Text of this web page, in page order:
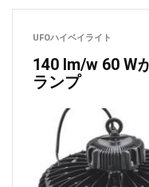
UFOハイベイライト
140 lm/w 60 W
ランプ